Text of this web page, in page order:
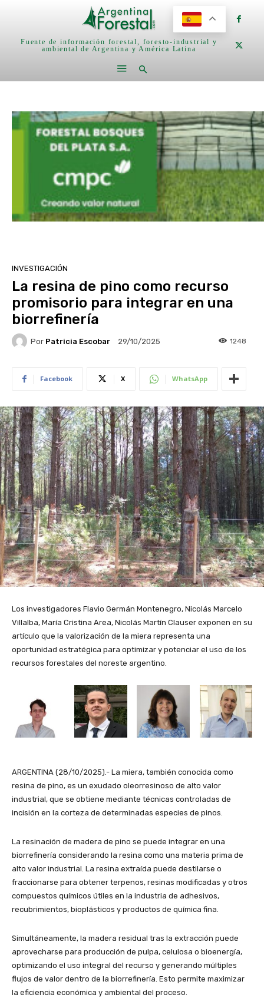
Fuente de información forestal, foresto-industrial y
ambiental de Argentina y América Latina
INVESTIGACIÓN
La resina de pino como recurso
promisorio para integrar en una
biorrefinería
Por Patricia Escobar 29/10/2025 1248
Facebook X WhatsApp
Los investigadores Flavio Germán Montenegro, Nicolás Marcelo
Villalba, María Cristina Area, Nicolás Martín Clauser exponen en su
artículo que la valorización de la miera representa una
oportunidad estratégica para optimizar y potenciar el uso de los
recursos forestales del noreste argentino.
ARGENTINA (28/10/2025).- La miera, también conocida como
resina de pino, es un exudado oleorresinoso de alto valor
industrial, que se obtiene mediante técnicas controladas de
incisión en la corteza de determinadas especies de pinos.
La resinación de madera de pino se puede integrar en una
biorrefinería considerando la resina como una materia prima de
alto valor industrial. La resina extraída puede destilarse o
fraccionarse para obtener terpenos, resinas modificadas y otros
compuestos químicos útiles en la industria de adhesivos,
recubrimientos, bioplásticos y productos de química fina.
Simultáneamente, la madera residual tras la extracción puede
aprovecharse para producción de pulpa, celulosa o bioenergía,
optimizando el uso integral del recurso y generando múltiples
flujos de valor dentro de la biorrefinería. Esto permite maximizar
la eficiencia económica y ambiental del proceso.